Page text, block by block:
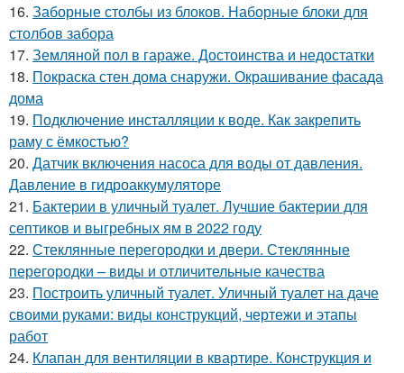
16. Заборные столбы из блоков. Наборные блоки для
столбов забора
17. Земляной пол в гараже. Достоинства и недостатки
18. Покраска стен дома снаружи. Окрашивание фасада
дома
19. Подключение инсталляции к воде. Как закрепить
раму с ёмкостью?
20. Датчик включения насоса для воды от давления.
Давление в гидроаккумуляторе
21. Бактерии в уличный туалет. Лучшие бактерии для
септиков и выгребных ям в 2022 году
22. Стеклянные перегородки и двери. Стеклянные
перегородки – виды и отличительные качества
23. Построить уличный туалет. Уличный туалет на даче
своими руками: виды конструкций, чертежи и этапы
работ
24. Клапан для вентиляции в квартире. Конструкция и